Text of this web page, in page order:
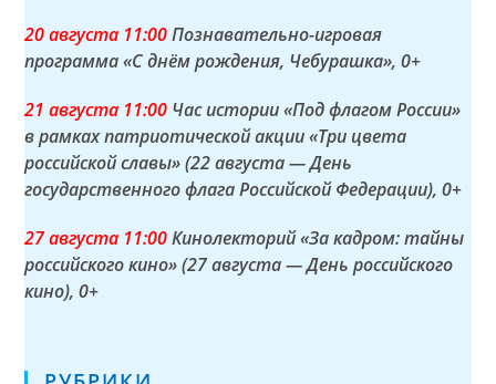
20 августа 11:00Познавательно-игровая
программа «С днём рождения, Чебурашка», 0+
21 августа 11:00 Час истории «Под флагом России»
в рамках патриотической акции «Три цвета
российской славы» (22 августа — День
государственного флага Российской Федерации), 0+
27 августа 11:00Кинолекторий «За кадром: тайны
российского кино» (27 августа — День российского
кино), 0+